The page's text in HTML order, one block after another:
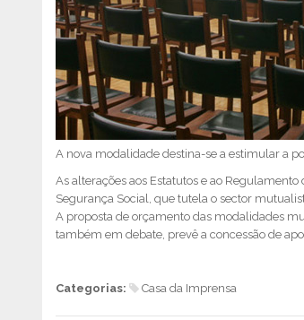
A nova modalidade destina-se a estimular a
As alterações aos Estatutos e ao
Segurança Social, que tutela o sector
A proposta de orçamento das modalidades
também em debate, prevê a concessão de
Categorias: Casa da Imprensa